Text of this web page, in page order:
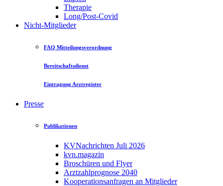
Therapie
Long/Post-Covid
Nicht-Mitglieder
FAQ Mitteilungsverordnung
Bereitschaftsdienst
Eintragung Arztregister
Presse
Publikationen
KVNachrichten Juli 2026
kvn.magazin
Broschüren und Flyer
Arztzahlprognose 2040
Kooperationsanfragen an Mitglieder